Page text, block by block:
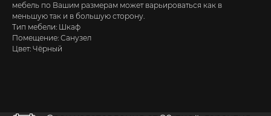
мебель по Вашим размерам может варьироваться как в
меньшую так и в большую сторону.
Тип мебели: Шкаф
Помещение: Санузел
Цвет: Чёрный